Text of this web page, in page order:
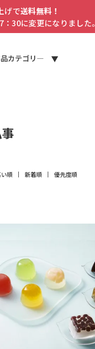
げで送料無料！
30に変更になりました。
カテゴリ―
順 新着順 優先度順